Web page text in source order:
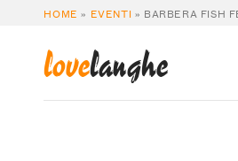
HOME » EVENTI » BARBERA FISH
lovelanghe